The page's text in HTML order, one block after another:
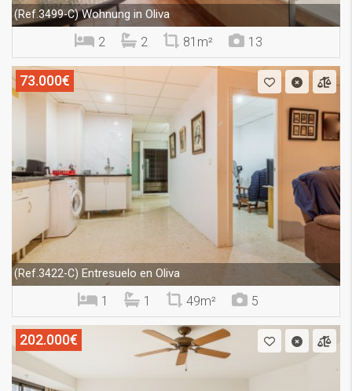
(Ref.3499-C)Wohnung in Oliva
2 2 81m² 13
73.000€
(Ref.3422-C) Entresuelo en Oliva
1 1 49m² 5
202.000€